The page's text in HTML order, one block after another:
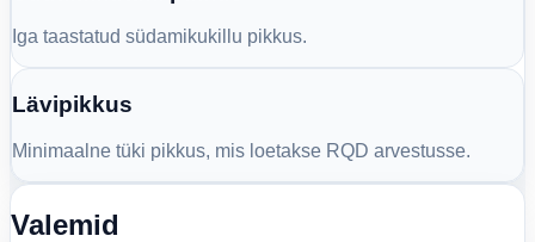
Iga taastatud südamikukillu pikkus.
Lävipikkus
Minimaalne tüki pikkus, mis loetakse RQD arvestusse.
Valemid